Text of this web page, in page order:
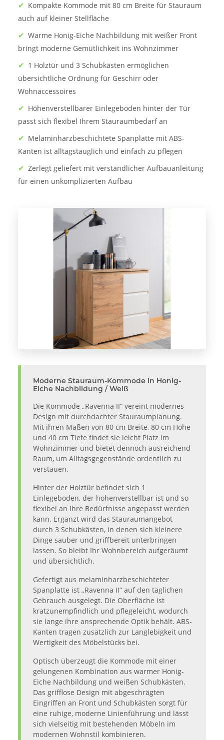
✔ Kompakte Kommode mit 80 cm Breite für Stauraum
auch auf kleiner Stellfläche
✔ Warme Honig-Eiche Nachbildung mit weißer Front
bringt moderne Gemütlichkeit ins Wohnzimmer
✔ 1 Holztür und 3 Schubkästen ermöglichen
übersichtliche Ordnung für Geschirr oder
Wohnaccessoires
✔ Höhenverstellbarer Einlegeboden hinter der Tür
passt sich flexibel Ihrem Stauraumbedarf an
✔ Melaminharzbeschichtete Spanplatte mit ABS-
Kanten ist alltagstauglich und einfach zu pflegen
✔ Zerlegt geliefert mit verständlicher Aufbauanleitung
für einen unkomplizierten Aufbau
Moderne Stauraum-Kommode in Honig-
Eiche Nachbildung / Weiß
Die Kommode „Ravenna II“ vereint modernes
Design mit durchdachter Stauraumplanung.
Mit ihren Maßen von 80 cm Breite, 80 cm Höhe
und 40 cm Tiefe findet sie leicht Platz im
Wohnzimmer und bietet dennoch ausreichend
Raum, um Alltagsgegenstände ordentlich zu
verstauen.
Hinter der Holztür befindet sich 1
Einlegeboden, der höhenverstellbar ist und so
flexibel an Ihre Bedürfnisse angepasst werden
kann. Ergänzt wird das Stauraumangebot
durch 3 Schubkästen, in denen sich kleinere
Dinge sauber und griffbereit unterbringen
lassen. So bleibt Ihr Wohnbereich aufgeräumt
und übersichtlich.
Gefertigt aus melaminharzbeschichteter
Spanplatte ist „Ravenna II“ auf den täglichen
Gebrauch ausgelegt. Die Oberfläche ist
kratzunempfindlich und pflegeleicht, wodurch
sie lange ihre ansprechende Optik behält. ABS-
Kanten tragen zusätzlich zur Langlebigkeit und
Wertigkeit des Möbelstücks bei.
Optisch überzeugt die Kommode mit einer
gelungenen Kombination aus warmer Honig-
Eiche Nachbildung und weißen Schubkästen.
Das grifflose Design mit abgeschrägten
Eingriffen an Front und Schubkästen sorgt für
eine ruhige, moderne Linienführung und lässt
sich vielseitig mit bestehenden Möbeln im
modernen Wohnstil kombinieren.